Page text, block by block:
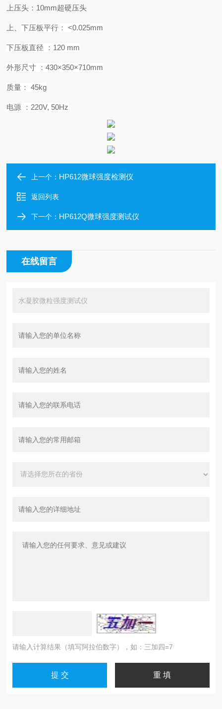
上压头： 10mm超硬压头
上、下压板平行： <0.025mm
下压板直径 ： 120 mm
外形尺寸 ：430×350×710mm
质量： 45kg
电源 ： 220V, 50Hz
上一个： HP612微球强度检测仪
返回列表
下一个： HP612Q微球强度测试仪
在线留言
请输入计算结果（填写阿拉伯数字），如：三加四=7